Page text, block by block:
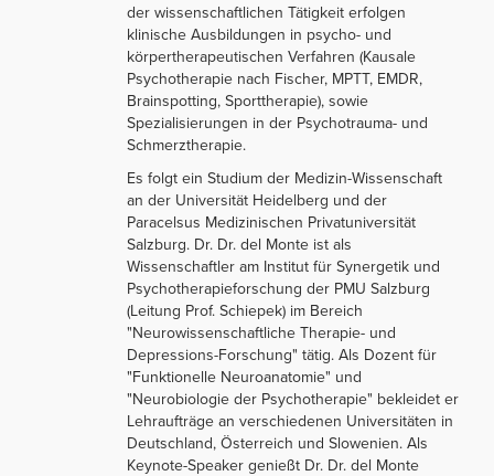
der wissenschaftlichen Tätigkeit erfolgen
klinische Ausbildungen in psycho- und
körpertherapeutischen Verfahren (Kausale
Psychotherapie nach Fischer, MPTT, EMDR,
Brainspotting, Sporttherapie), sowie
Spezialisierungen in der Psychotrauma- und
Schmerztherapie.
Es folgt ein Studium der Medizin-Wissenschaft
an der Universität Heidelberg und der
Paracelsus Medizinischen Privatuniversität
Salzburg. Dr. Dr. del Monte ist als
Wissenschaftler am Institut für Synergetik und
Psychotherapieforschung der PMU Salzburg
(Leitung Prof. Schiepek) im Bereich
"Neurowissenschaftliche Therapie- und
Depressions-Forschung" tätig. Als Dozent für
"Funktionelle Neuroanatomie" und
"Neurobiologie der Psychotherapie" bekleidet er
Lehraufträge an verschiedenen Universitäten in
Deutschland, Österreich und Slowenien. Als
Keynote-Speaker genießt Dr. Dr. del Monte